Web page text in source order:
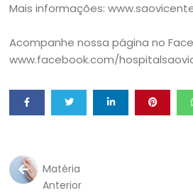
Mais informações:
Acompanhe nossa página no
www.facebook.com/
Matéria
Anterior